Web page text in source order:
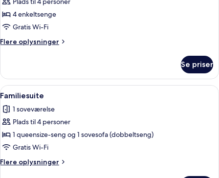
af
Comfort-
værelse
til
4
-
soveværelse
4 enkeltsenge
Gratis Wi-Fi
Flere oplysninger
Flere
værelse
til
4
Se priser
Indlæs
alle
billeder
af
Familiesuite
Familiesuite | Skrivebord,
12
Familiesuite
1 soveværelse
Plads til 4 personer
1 queensize-seng og 1 sovesofa (dobbeltseng)
Gratis Wi-Fi
Flere oplysninger
Flere